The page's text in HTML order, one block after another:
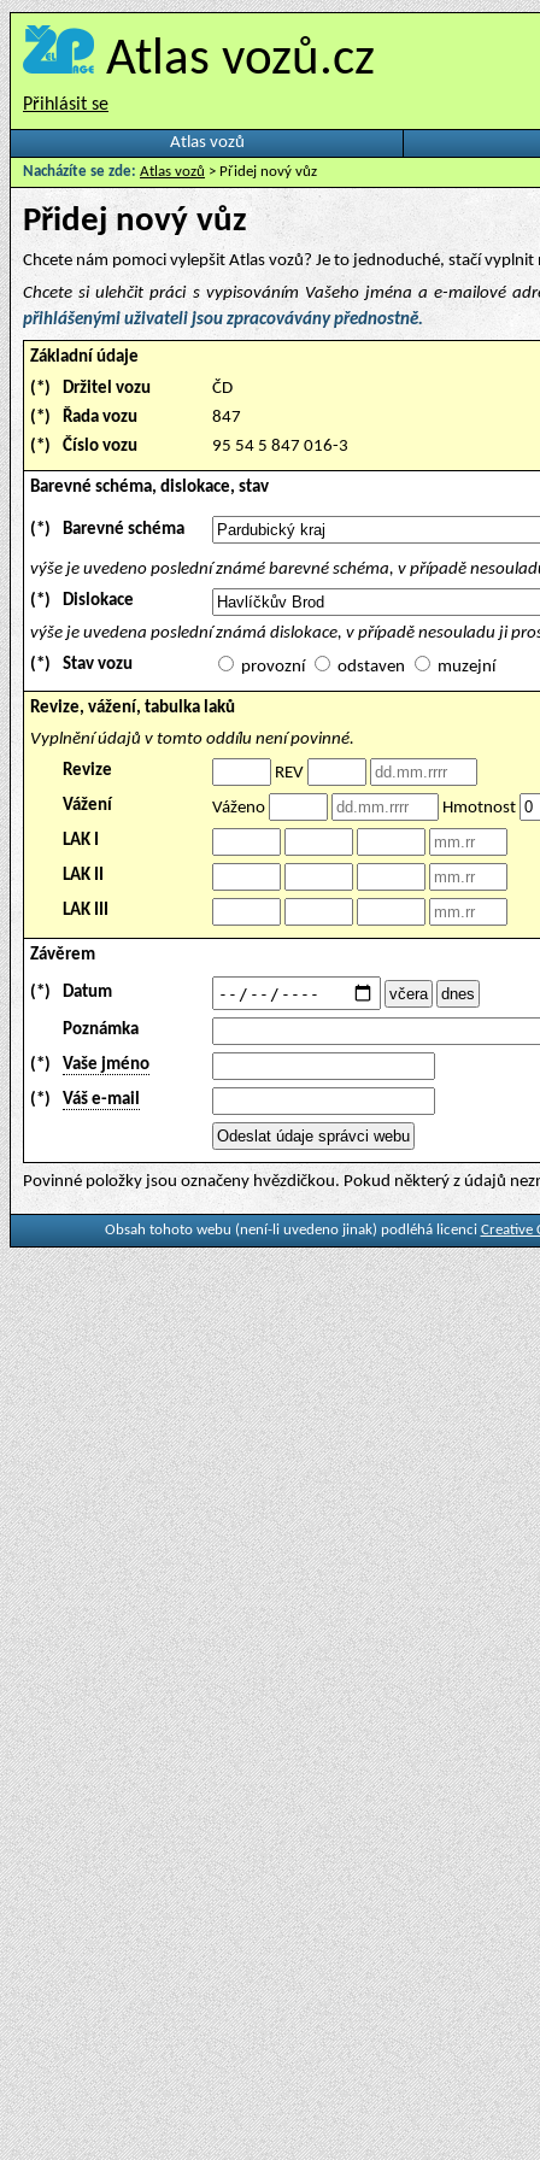
Atlas vozů.cz
Přihlásit se
Atlas vozů
Nacházíte se zde: Atlas vozů > Přidej nový vůz
Přidej nový vůz
Chcete nám pomoci vylepšit Atlas vozů? Je to jednoduché, stačí
Chcete si ulehčit práci s vypisováním Vašeho jména a e-mailové
přihlášenými uživateli jsou zpracovávány přednostně.
Základní údaje
(*)
Držitel vozu
ČD
(*)
Řada vozu
847
(*)
Číslo vozu 95 54 5 847 016-3
Barevné schéma, dislokace, stav
(*) Barevné schéma
výše je uvedeno poslední známé barevné schéma, v případě
(*)
Dislokace
výše je uvedena poslední známá dislokace, v případě nesouladu ji
(*)
Stav vozu provozní odstaven muzejní
Revize, vážení, tabulka laků
Vyplnění údajů v tomto oddílu není povinné.
Revize
REV
Vážení
Váženo
Hmotnost
LAK I
LAK II
LAK III
Závěrem
(*) Datum
Poznámka
(*)
Vaše jméno
(*)
Váš e-mail
Povinné položky jsou označeny hvězdičkou. Pokud některý z údajů
Obsah tohoto webu (není-li uvedeno jinak) podléhá licenci Creative